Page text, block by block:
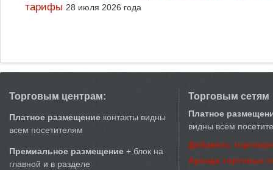
тарифы 28 июля 2026 года
Торговым центрам:
Платное размещение контакты видны
всем посетителям
Премиальное размещение + блок на
главной и в разделе
Торговым сетям
Платное
видны всем
Добавить
Аренда торговых